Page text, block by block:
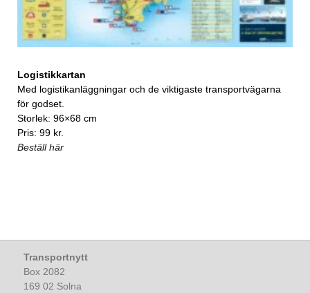
Logistikkartan
Med logistikanläggningar och de viktigaste transportvägarna
för godset.
Storlek: 96×68 cm
Pris: 99 kr.
Beställ här
Transportnytt
Box 2082
169 02 Solna